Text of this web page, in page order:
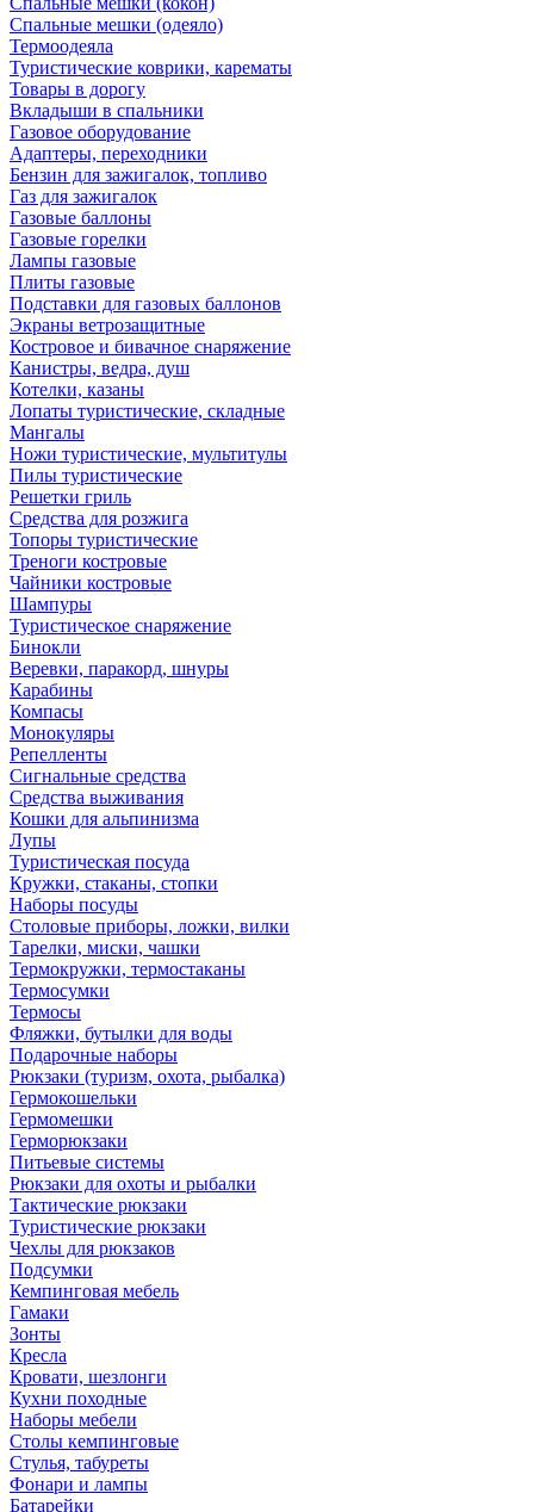
Спальные мешки (одеяло)
Термоодеяла
Туристические коврики, карематы
Товары в дорогу
Вкладыши в спальники
Газовое оборудование
Адаптеры, переходники
Бензин для зажигалок, топливо
Газ для зажигалок
Газовые баллоны
Газовые горелки
Лампы газовые
Плиты газовые
Подставки для газовых баллонов
Экраны ветрозащитные
Костровое и бивачное снаряжение
Канистры, ведра, душ
Котелки, казаны
Лопаты туристические, складные
Мангалы
Ножи туристические, мультитулы
Пилы туристические
Решетки гриль
Средства для розжига
Топоры туристические
Треноги костровые
Чайники костровые
Шампуры
Туристическое снаряжение
Бинокли
Веревки, паракорд, шнуры
Карабины
Компасы
Монокуляры
Репелленты
Сигнальные средства
Средства выживания
Кошки для альпинизма
Лупы
Туристическая посуда
Кружки, стаканы, стопки
Наборы посуды
Столовые приборы, ложки, вилки
Тарелки, миски, чашки
Термокружки, термостаканы
Термосумки
Термосы
Фляжки, бутылки для воды
Подарочные наборы
Рюкзаки (туризм, охота, рыбалка)
Гермокошельки
Гермомешки
Герморюкзаки
Питьевые системы
Рюкзаки для охоты и рыбалки
Тактические рюкзаки
Туристические рюкзаки
Чехлы для рюкзаков
Подсумки
Кемпинговая мебель
Гамаки
Зонты
Кресла
Кровати, шезлонги
Кухни походные
Наборы мебели
Столы кемпинговые
Стулья, табуреты
Фонари и лампы
Батарейки